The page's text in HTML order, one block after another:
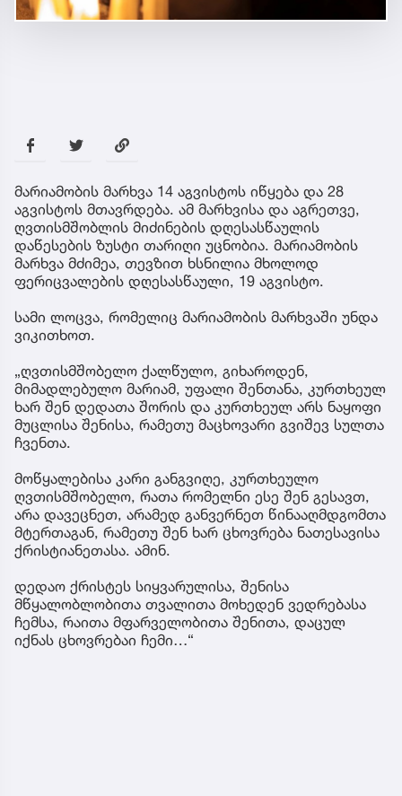
მარიამობის მარხვა 14 აგვისტოს იწყება და 28
აგვისტოს მთავრდება. ამ მარხვისა და აგრეთვე,
ღვთისმშობლის მიძინების დღესასწაულის
დაწესების ზუსტი თარიღი უცნობია. მარიამობის
მარხვა მძიმეა, თევზით ხსნილია მხოლოდ
ფერიცვალების დღესასწაული, 19 აგვისტო.
სამი ლოცვა, რომელიც მარიამობის მარხვაში უნდა
ვიკითხოთ.
„ღვთისმშობელო ქალწულო, გიხაროდენ,
მიმადლებულო მარიამ, უფალი შენთანა, კურთხეულ
ხარ შენ დედათა შორის და კურთხეულ არს ნაყოფი
მუცლისა შენისა, რამეთუ მაცხოვარი გვიშევ სულთა
ჩვენთა.
მოწყალებისა კარი განგვიღე, კურთხეულო
ღვთისმშობელო, რათა რომელნი ესე შენ გესავთ,
არა დავეცნეთ, არამედ განვერნეთ წინააღმდგომთა
მტერთაგან, რამეთუ შენ ხარ ცხოვრება ნათესავისა
ქრისტიანეთასა. ამინ.
დედაო ქრისტეს სიყვარულისა, შენისა
მწყალობლობითა თვალითა მოხედენ ვედრებასა
ჩემსა, რაითა მფარველობითა შენითა, დაცულ
იქნას ცხოვრებაი ჩემი…“